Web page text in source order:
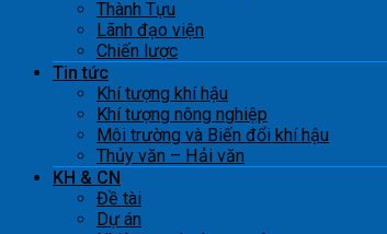
Thành Tựu
Lãnh đạo viện
Chiến lược
Tin tức
Khí tượng khí hậu
Khí tượng nông nghiệp
Môi trường và Biến đổi khí hậu
Thủy văn – Hải văn
KH & CN
Đề tài
Dự án